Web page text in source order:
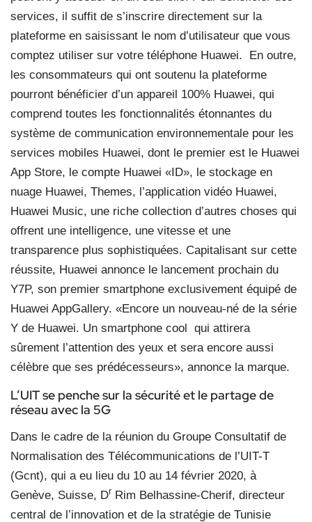
services, il suffit de s’inscrire directement sur la
plateforme en saisissant le nom d’utilisateur que vous
comptez utiliser sur votre téléphone Huawei.
En outre,
les consommateurs qui ont soutenu la plateforme
pourront bénéficier d’un appareil 100% Huawei, qui
comprend toutes les fonctionnalités étonnantes du
système de communication environnementale pour les
services mobiles Huawei, dont le premier est le Huawei
App Store, le compte Huawei «ID», le stockage en
nuage Huawei, Themes, l’application vidéo Huawei,
Huawei Music, une riche collection d’autres choses qui
offrent une intelligence, une vitesse et une
transparence plus sophistiquées. Capitalisant sur cette
réussite, Huawei annonce le lancement prochain du
Y7P, son premier smartphone exclusivement équipé de
Huawei AppGallery. «Encore un nouveau-né de la série
Y de Huawei. Un smartphone cool qui attirera
sûrement l’attention des yeux et sera encore aussi
célèbre que ses prédécesseurs», annonce la marque.
L’UIT se penche sur la sécurité et le partage de
réseau avec la 5G
Dans le cadre de la réunion du Groupe Consultatif de
Normalisation des Télécommunications de l’UIT-T
(Gcnt), qui a eu lieu du 10 au 14 février 2020, à
Genève, Suisse, Dr Rim Belhassine-Cherif, directeur
central de l’innovation et de la stratégie de Tunisie